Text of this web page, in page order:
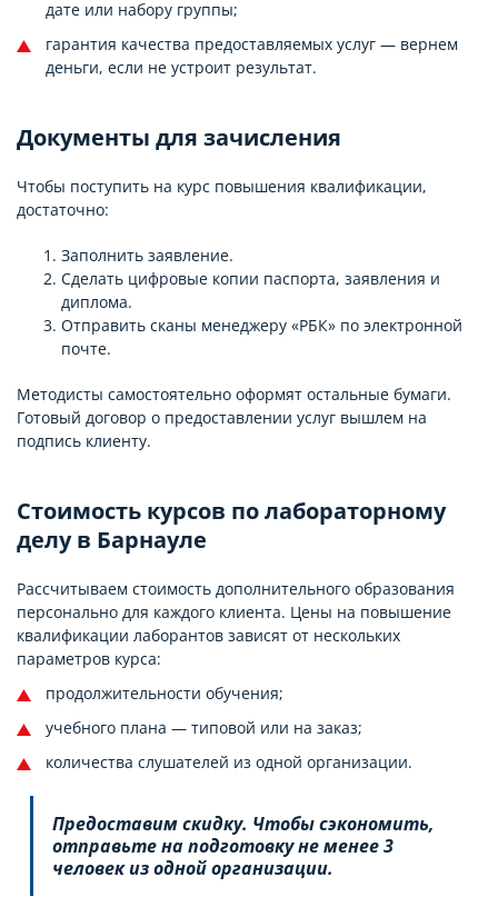
дате или набору группы;
гарантия качества предоставляемых услуг — вернем
деньги, если не устроит результат.
Документы для зачисления
Чтобы поступить на курс повышения квалификации,
достаточно:
Заполнить заявление.
Сделать цифровые копии паспорта, заявления и
диплома.
Отправить сканы менеджеру «РБК» по электронной
почте.
Методисты самостоятельно оформят остальные бумаги.
Готовый договор о предоставлении услуг вышлем на
подпись клиенту.
Стоимость курсов по лабораторному
делу в Барнауле
Рассчитываем стоимость дополнительного образования
персонально для каждого клиента. Цены на повышение
квалификации лаборантов зависят от нескольких
параметров курса:
продолжительности обучения;
учебного плана — типовой или на заказ;
количества слушателей из одной организации.
Предоставим скидку. Чтобы сэкономить,
отправьте на подготовку не менее 3
человек из одной организации.